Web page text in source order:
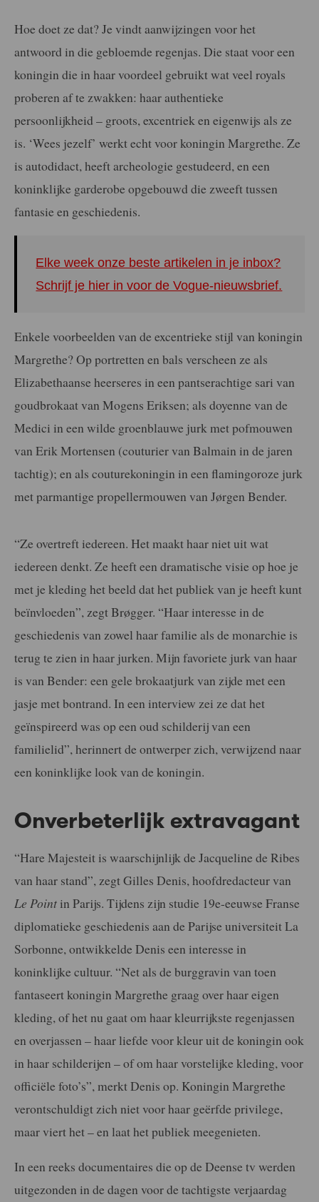
Hoe doet ze dat? Je vindt aanwijzingen voor het
antwoord in die gebloemde regenjas. Die staat voor een
koningin die in haar voordeel gebruikt wat veel royals
proberen af te zwakken: haar authentieke
persoonlijkheid – groots, excentriek en eigenwijs als ze
is. ‘Wees jezelf’ werkt echt voor koningin Margrethe. Ze
is autodidact, heeft archeologie gestudeerd, en een
koninklijke garderobe opgebouwd die zweeft tussen
fantasie en geschiedenis.
Elke week onze beste artikelen in je inbox?
Schrijf je hier in voor de Vogue-nieuwsbrief.
Enkele voorbeelden van de excentrieke stijl van koningin
Margrethe? Op portretten en bals verscheen ze als
Elizabethaanse heerseres in een pantserachtige sari van
goudbrokaat van Mogens Eriksen; als doyenne van de
Medici in een wilde groenblauwe jurk met pofmouwen
van Erik Mortensen (couturier van Balmain in de jaren
tachtig); en als couturekoningin in een flamingoroze jurk
met parmantige propellermouwen van Jørgen Bender.
“Ze overtreft iedereen. Het maakt haar niet uit wat
iedereen denkt. Ze heeft een dramatische visie op hoe je
met je kleding het beeld dat het publiek van je heeft kunt
beïnvloeden”, zegt Brøgger. “Haar interesse in de
geschiedenis van zowel haar familie als de monarchie is
terug te zien in haar jurken. Mijn favoriete jurk van haar
is van Bender: een gele brokaatjurk van zijde met een
jasje met bontrand. In een interview zei ze dat het
geïnspireerd was op een oud schilderij van een
familielid”, herinnert de ontwerper zich, verwijzend naar
een koninklijke look van de koningin.
Onverbeterlijk extravagant
“Hare Majesteit is waarschijnlijk de Jacqueline de Ribes
van haar stand”, zegt Gilles Denis, hoofdredacteur van
Le Point in Parijs. Tijdens zijn studie 19e-eeuwse Franse
diplomatieke geschiedenis aan de Parijse universiteit La
Sorbonne, ontwikkelde Denis een interesse in
koninklijke cultuur. “Net als de burggravin van toen
fantaseert koningin Margrethe graag over haar eigen
kleding, of het nu gaat om haar kleurrijkste regenjassen
en overjassen – haar liefde voor kleur uit de koningin ook
in haar schilderijen – of om haar vorstelijke kleding, voor
officiële foto’s”, merkt Denis op. Koningin Margrethe
verontschuldigt zich niet voor haar geërfde privilege,
maar viert het – en laat het publiek meegenieten.
In een reeks documentaires die op de Deense tv werden
uitgezonden in de dagen voor de tachtigste verjaardag